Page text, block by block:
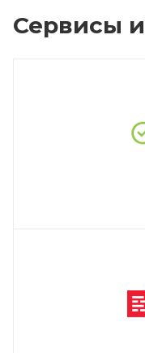
Сервисы